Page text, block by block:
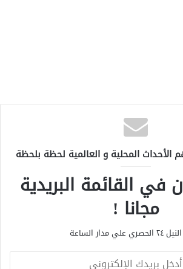
المحلية و العالمية لحظة بلحظة
في القائمة البريدية
مجانا !
علي مدار الساعة